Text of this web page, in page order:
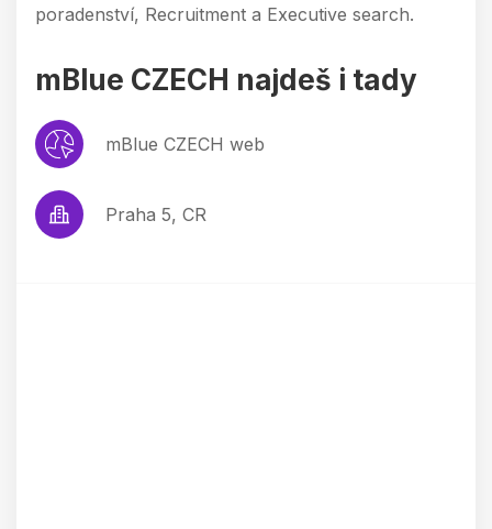
poradenství, Recruitment a Executive search.
mBlue CZECH najdeš i tady
mBlue CZECH web
Praha 5, CR